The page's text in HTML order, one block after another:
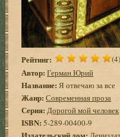
Рейтинг: (4)
Автор: Герман Юрий
Название: Я отвечаю за все
Жанр: Современная проза
Серия: Дорогой мой человек
ISBN: 5-289-00400-9